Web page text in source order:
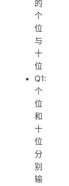
的
个
位
与
十
位
Q1:
个
位
和
十
位
分
别
输